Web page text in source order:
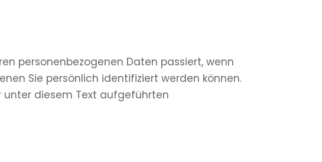
personenbezogenen Daten passiert, wenn
Sie persönlich identifiziert werden können.
unter diesem Text aufgeführten